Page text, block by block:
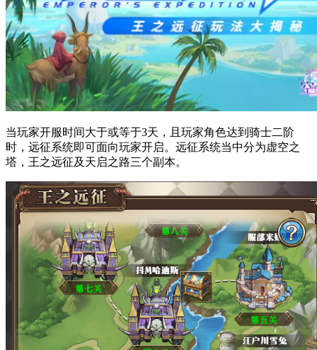
当玩家开服时间大于或等于3天，且玩家角色达到骑士二阶
时，远征系统即可面向玩家开启。远征系统当中分为虚空之
塔，王之远征及天启之路三个副本。